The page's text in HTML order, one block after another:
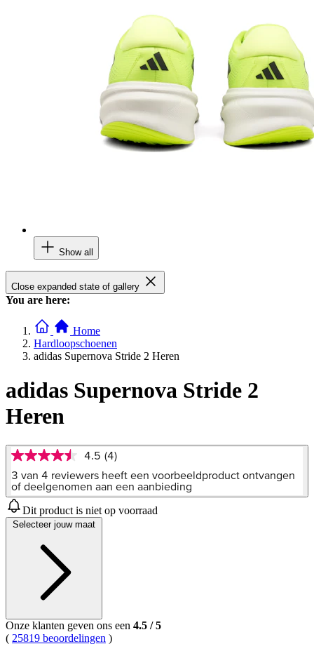
Show all
Close expanded state of gallery
You are here:
Home
Hardloopschoenen
adidas Supernova Stride 2 Heren
adidas Supernova Stride 2
Heren
4.5
van
5
sterren,
gemiddelde
scorewaarde.
Read
Reviews.
Dezelfde
paginalink.
4.5 (4)
3 van 4 reviewers heeft een voorbeeldproduct ontvangen
of deelgenomen aan een aanbieding
Dit product is niet op voorraad
Selecteer jouw maat
Onze klanten geven ons een 4.5 /5
( 25819 beoordelingen )